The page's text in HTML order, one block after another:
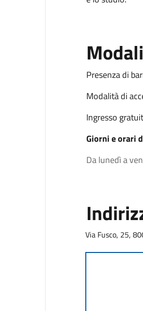
Presenza di
Modalità di
Ingresso
Giorni e orari
Da lunedì a
Via Fusco, 25,